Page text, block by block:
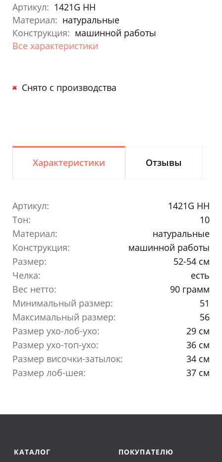
Артикул: 1421G HH
Материал: натуральные
Конструкция: машинной работы
Все характеристики
Снято с производства
Характеристики Отзывы
Артикул:
1421G HH
Тон:
10
Материал:
натуральные
Конструкция:
машинной работы
Размер:
52-54 см
Челка:
есть
Вес нетто:
90 грамм
Минимальный размер:
51
Максимальный размер:
56
Размер ухо-лоб-ухо:
29 см
Размер ухо-топ-ухо:
36 см
Размер височки-затылок:
34 см
Размер лоб-шея:
37 см
КАТАЛОГ
ПОКУПАТЕЛЮ